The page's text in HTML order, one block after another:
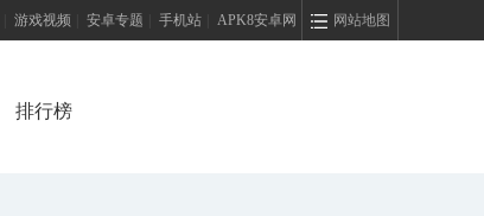
网站地图
游戏视频 安卓专题 手机站 APK8安卓网
排行榜